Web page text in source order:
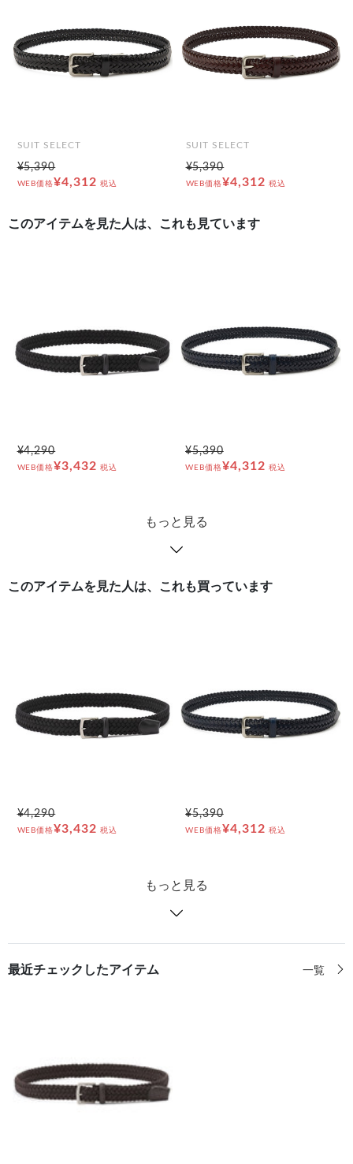
SUIT SELECT
¥5,390
WEB価格¥4,312 税込
SUIT SELECT
¥5,390
WEB価格¥4,312 税込
前の画像 次の
このアイテムを見た人は、これも見ています
¥4,290
WEB価格¥3,432 税込
¥5,390
WEB価格¥4,312 税込
もっと見る
このアイテムを見た人は、これも買っています
¥4,290
WEB価格¥3,432 税込
¥5,390
WEB価格¥4,312 税込
もっと見る
最近チェックしたアイテム 一覧